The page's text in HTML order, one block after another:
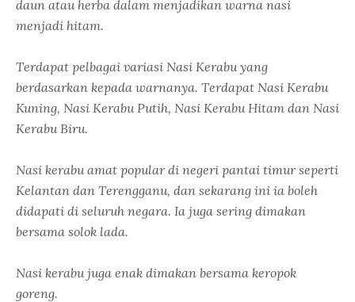
daun atau herba dalam menjadikan warna nasi
menjadi hitam.
Terdapat pelbagai variasi Nasi Kerabu yang
berdasarkan kepada warnanya. Terdapat Nasi Kerabu
Kuning, Nasi Kerabu Putih, Nasi Kerabu Hitam dan Nasi
Kerabu Biru.
Nasi kerabu amat popular di negeri pantai timur seperti
Kelantan dan Terengganu, dan sekarang ini ia boleh
didapati di seluruh negara. Ia juga sering dimakan
bersama solok lada.
Nasi kerabu juga enak dimakan bersama keropok
goreng.